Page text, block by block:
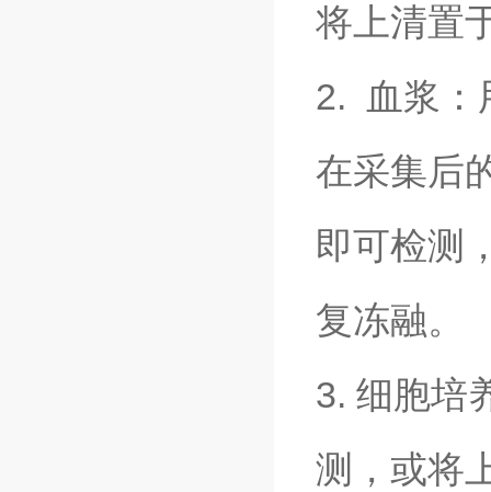
将上清置
2. 血浆：
在采集后
即可检测
复冻融。
3. 细胞培
测，或将